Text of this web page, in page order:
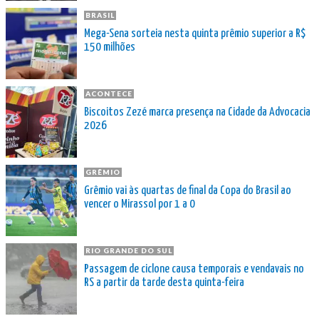
BRASIL
Mega-Sena sorteia nesta quinta prêmio superior a R$
150 milhões
ACONTECE
Biscoitos Zezé marca presença na Cidade da Advocacia
2026
GRÊMIO
Grêmio vai às quartas de final da Copa do Brasil ao
vencer o Mirassol por 1 a 0
RIO GRANDE DO SUL
Passagem de ciclone causa temporais e vendavais no
RS a partir da tarde desta quinta-feira